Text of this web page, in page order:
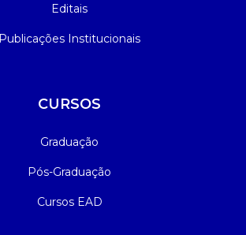
Editais
Publicações Institucionais
CURSOS
Graduação
Pós-Graduação
Cursos EAD